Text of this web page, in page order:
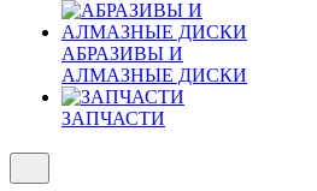
АБРАЗИВЫ И
АЛМАЗНЫЕ ДИСКИ
ЗАПЧАСТИ